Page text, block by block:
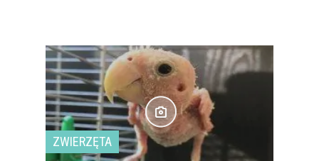
ZWIERZĘTA